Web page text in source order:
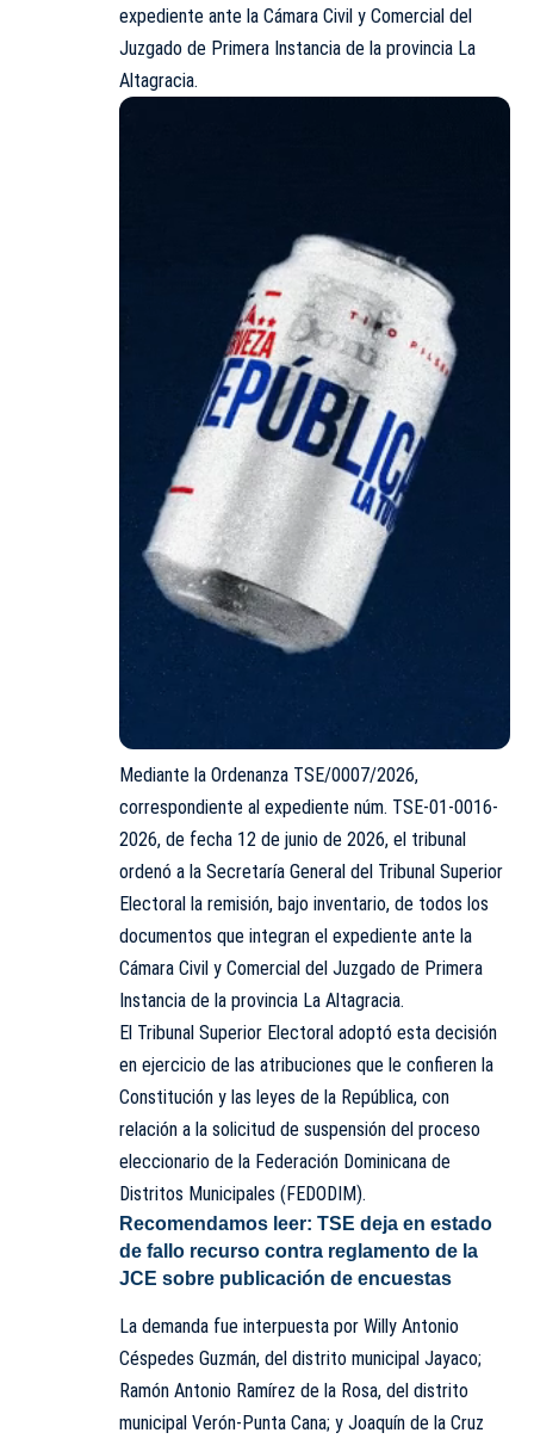
expediente ante la Cámara Civil y Comercial del
Juzgado de Primera Instancia de la provincia La
Altagracia.
Mediante la Ordenanza TSE/0007/2026,
correspondiente al expediente núm. TSE-01-0016-
2026, de fecha 12 de junio de 2026, el tribunal
ordenó a la Secretaría General del Tribunal Superior
Electoral la remisión, bajo inventario, de todos los
documentos que integran el expediente ante la
Cámara Civil y Comercial del Juzgado de Primera
Instancia de la provincia La Altagracia.
El Tribunal Superior Electoral adoptó esta decisión
en ejercicio de las atribuciones que le confieren la
Constitución y las leyes de la República, con
relación a la solicitud de suspensión del proceso
eleccionario de la Federación Dominicana de
Distritos Municipales (FEDODIM).
Recomendamos leer: TSE deja en estado
de fallo recurso contra reglamento de la
JCE sobre publicación de encuestas
La demanda fue interpuesta por Willy Antonio
Céspedes Guzmán, del distrito municipal Jayaco;
Ramón Antonio Ramírez de la Rosa, del distrito
municipal Verón-Punta Cana; y Joaquín de la Cruz